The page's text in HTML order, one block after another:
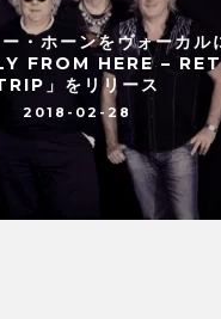
・ホーンをヴォーカル
FROM HERE –
」をリリース
2018-02-28